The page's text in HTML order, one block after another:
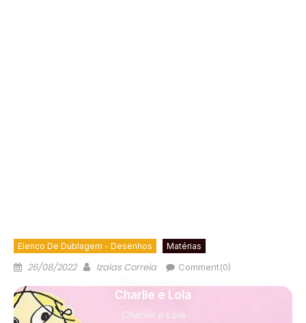
Elenco De Dublagem - Desenhos Matérias
26/08/2022 Izaías Correia Comment(0)
Charlie e Lola
Charlie e Lola